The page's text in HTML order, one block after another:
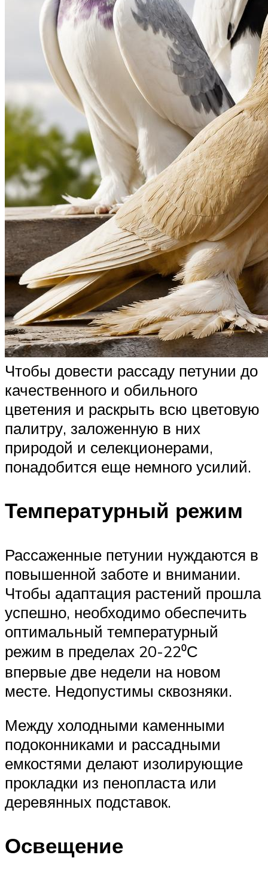
Чтобы довести рассаду петунии до
качественного и обильного
цветения и раскрыть всю цветовую
палитру, заложенную в них
природой и селекционерами,
понадобится еще немного усилий.
Температурный режим
Рассаженные петунии нуждаются в
повышенной заботе и внимании.
Чтобы адаптация растений прошла
успешно, необходимо обеспечить
оптимальный температурный
режим в пределах 20-22⁰С
впервые две недели на новом
месте. Недопустимы сквозняки.
Между холодными каменными
подоконниками и рассадными
емкостями делают изолирующие
прокладки из пенопласта или
деревянных подставок.
Освещение